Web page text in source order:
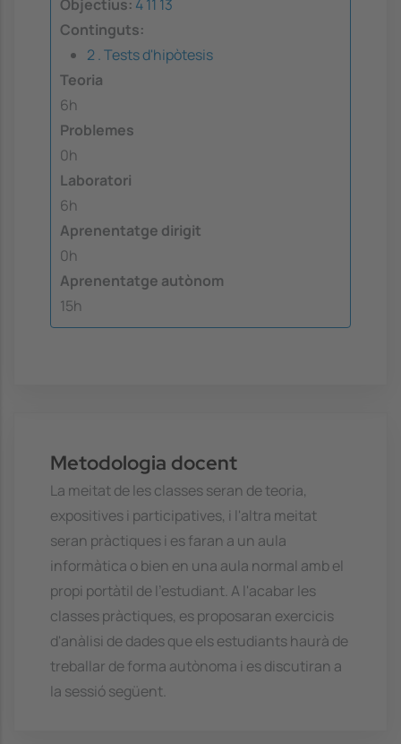
Objectius: 411 13
Continguts:
2 . Tests d'hipòtesis
Teoria
6h
Problemes
0h
Laboratori
6h
Aprenentatge dirigit
0h
Aprenentatge autònom
15h
Metodologia docent
La meitat de les classes seran de teoria,
expositives i participatives, i l'altra meitat
seran pràctiques i es faran a un aula
informàtica o bien en una aula normal amb el
propi portàtil de l'estudiant. A l'acabar les
classes pràctiques, es proposaran exercicis
d'anàlisi de dades que els estudiants haurà de
treballar de forma autònoma i es discutiran a
la sessió següent.